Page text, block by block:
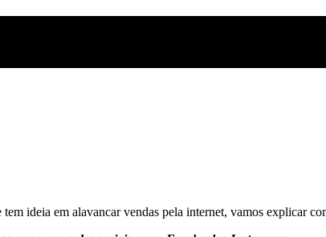
ideia em alavancar vendas pela internet, vamos explicar